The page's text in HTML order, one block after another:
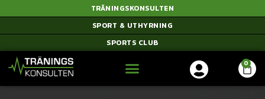
TRÄNINGSKONSULTEN
SPORT & UTHYRNING
SPORTS CLUB